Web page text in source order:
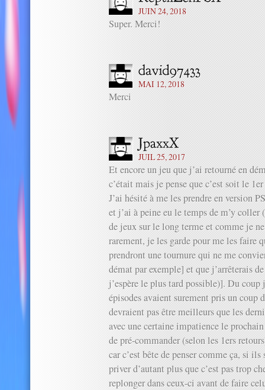
JUIN 24, 2018
Super. Merci!
MAI 12, 2018
Merci
JUIL 25, 2017
Et encore un jeu que j’ai retourné en
c’était mais je pense que c’est soit le
J’ai hésité à me les prendre en version
et j’ai à peine eu le temps de m’y coller
de jeux sur le long terme et comme je
rarement, je les garde pour me les faire
prendront une tournure qui ne me
démat par exemple] et que j’arrêterais
j’espère le plus tard possible)]. Du
épisodes avaient surement pris un coup
devraient pas être meilleurs que les
avec une certaine impatience le
de pré-commander (selon les 1ers
car c’est bête de penser comme ça, si
priver d’autant plus que c’est pas trop
replonger dans ceux-ci avant de faire